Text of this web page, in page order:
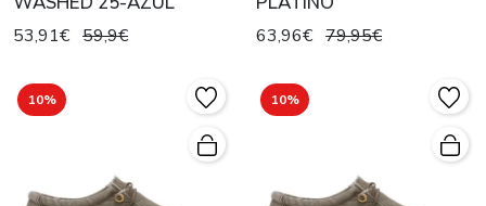
53,91€ 59,9€ 63,96€ 79,95€
10% 10%